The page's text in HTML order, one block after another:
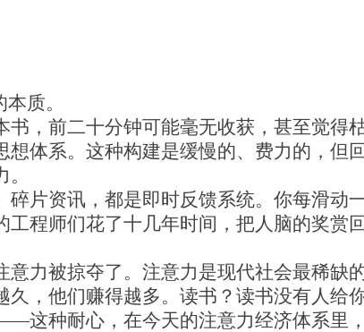
质。
，前二十分钟可能毫无收获，甚至觉得
想体系。这种构建是缓慢的、费力的，
片资讯，都是即时反馈系统。你每滑动
程师们花了十几年时间，把人脑的奖赏
力被掠夺了。注意力是现代社会最稀缺
，他们赚得越多。读书？读书没有人给
这种耐心，在今天的注意力经济体系里，